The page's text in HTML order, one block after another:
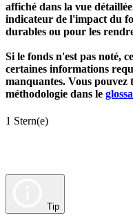
affiché dans la vue
indicateur de l'impact du
durables ou pour les
Si le fonds n'est pas noté,
certaines informations
manquantes. Vous
méthodologie dans le
1 Stern(e)
Tip